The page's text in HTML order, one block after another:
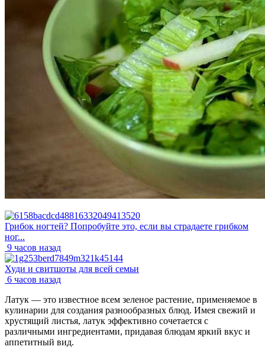
Грибок ногтей? Попробуйте это, если вы страдаете грибком
ног...
9 часов назад
Худи и свитшоты для всей семьи
6 часов назад
Латук — это известное всем зеленое растение, применяемое в
кулинарии для создания разнообразных блюд. Имея свежий и
хрустящий листья, латук эффективно сочетается с
различными ингредиентами, придавая блюдам яркий вкус и
аппетитный вид.